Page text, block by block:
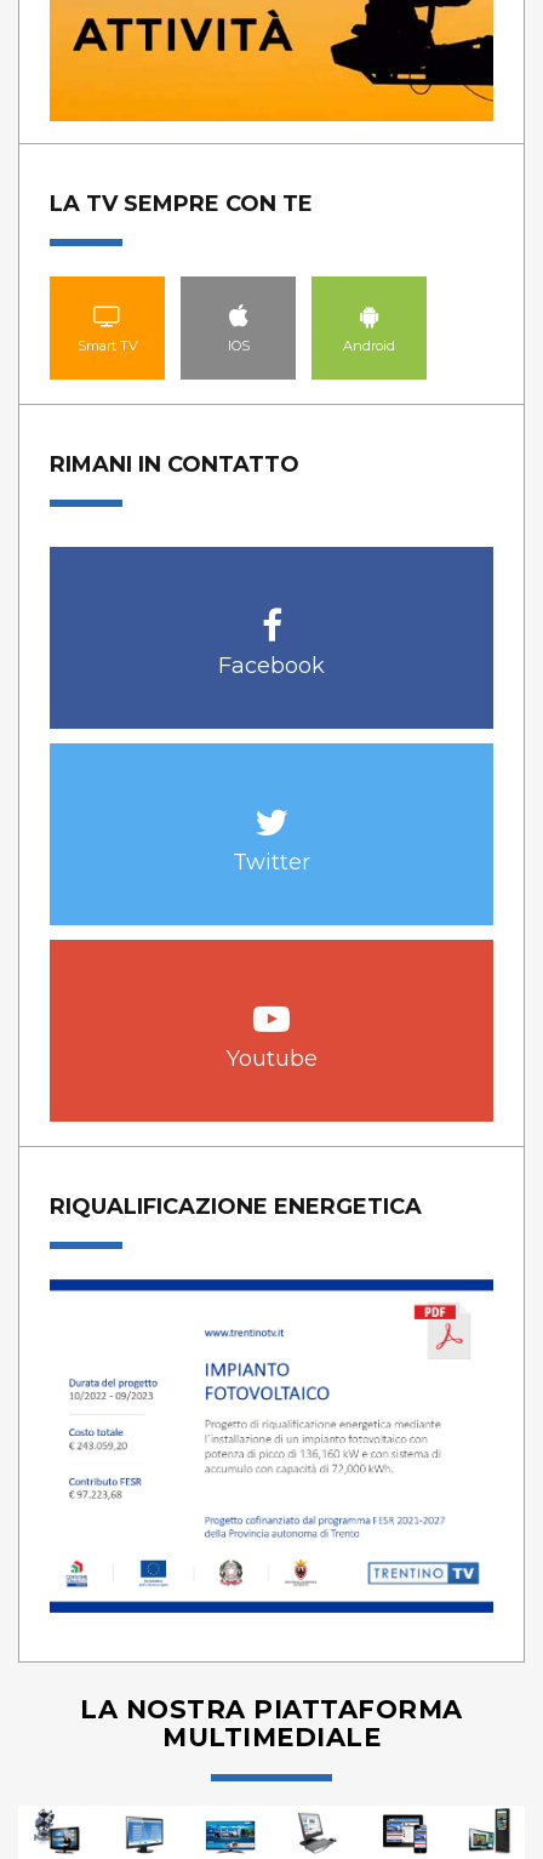
LA TV SEMPRE CON TE
Smart TV IOS Android
RIMANI IN CONTATTO
Facebook
Twitter
Youtube
RIQUALIFICAZIONE ENERGETICA
LA NOSTRA PIATTAFORMA
MULTIMEDIALE